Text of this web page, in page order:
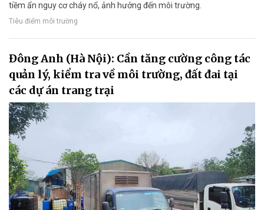
tiềm ẩn nguy cơ cháy nổ, ảnh hưởng đến môi trường.
Tiêu điểm môi trường
Đông Anh (Hà Nội): Cần tăng cường công tác
quản lý, kiểm tra về môi trường, đất đai tại
các dự án trang trại